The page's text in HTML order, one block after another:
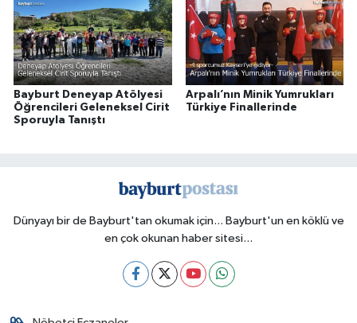
Bayburt Deneyap Atölyesi
Öğrencileri Geleneksel Cirit
Sporuyla Tanıştı
Arpalı’nın Minik Yumrukları
Türkiye Finallerinde
Dünyayı bir de Bayburt'tan okumak için... Bayburt'un en köklü ve
en çok okunan haber sitesi...